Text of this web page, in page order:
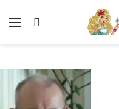
Меню